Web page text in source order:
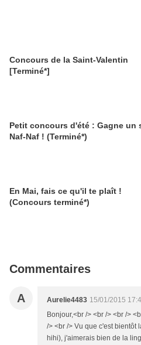
Concours de la Saint-Valentin
[Terminé*]
Petit concours d'été : Gagne un
Naf-Naf ! (Terminé*)
En Mai, fais ce qu'il te plaît !
(Concours terminé*)
Commentaires
A Aurelie4483 15/01/2015
Bonjour,<br /> <br /> <br />
/> <br /> Vu que c'est bientôt
hihi), j'aimerais bien de la